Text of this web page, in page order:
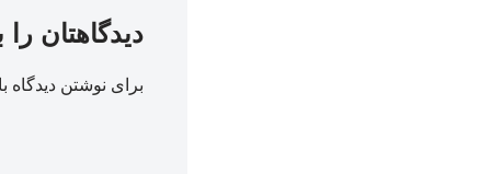
دیدگاهتان را
برای نوشتن دیدگاه